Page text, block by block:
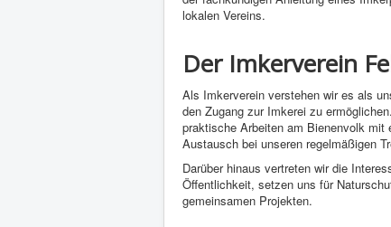
lokalen Vereins.
Der Imkerverein
Als Imkerverein verstehen wir es als
den Zugang zur Imkerei zu
praktische Arbeiten am Bienenvolk
Austausch bei unseren regelmäßigen
Darüber hinaus vertreten wir die
Öffentlichkeit, setzen uns für
gemeinsamen Projekten.